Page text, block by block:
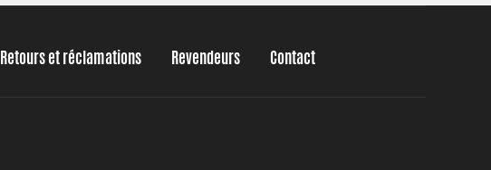
Retours et réclamations Revendeurs Contact